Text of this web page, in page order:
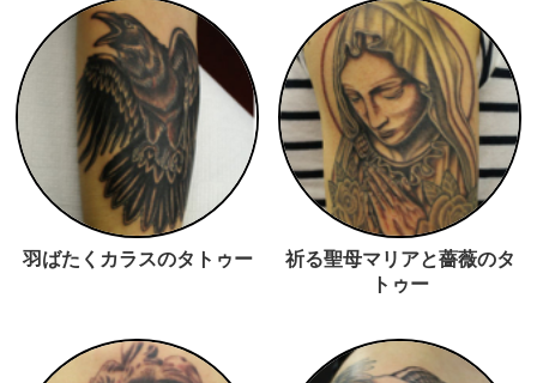
羽ばたくカラスのタトゥー
祈る聖母マリアと薔薇のタ
トゥー